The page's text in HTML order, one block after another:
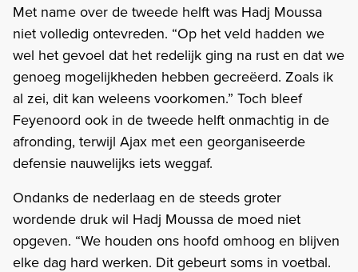
Met name over de tweede helft was Hadj Moussa
niet volledig ontevreden. “Op het veld hadden we
wel het gevoel dat het redelijk ging na rust en dat we
genoeg mogelijkheden hebben gecreëerd. Zoals ik
al zei, dit kan weleens voorkomen.” Toch bleef
Feyenoord ook in de tweede helft onmachtig in de
afronding, terwijl Ajax met een georganiseerde
defensie nauwelijks iets weggaf.
Ondanks de nederlaag en de steeds groter
wordende druk wil Hadj Moussa de moed niet
opgeven. “We houden ons hoofd omhoog en blijven
elke dag hard werken. Dit gebeurt soms in voetbal.